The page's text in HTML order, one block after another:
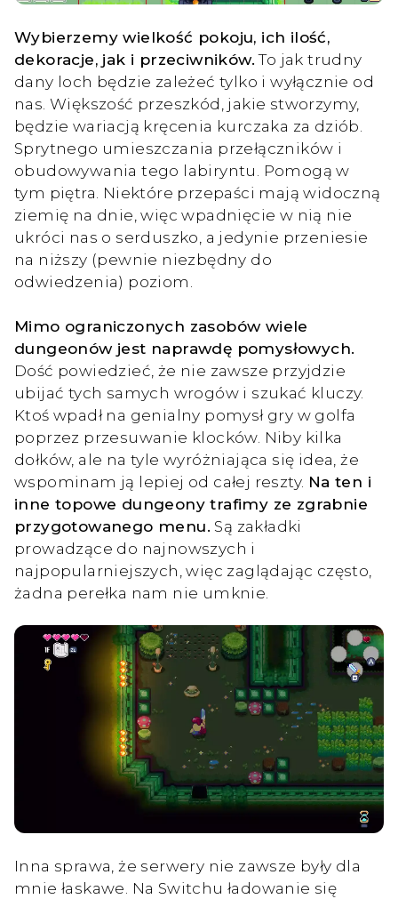
Wybierzemy wielkość pokoju, ich ilość,
dekoracje, jak i przeciwników.To jak trudny
dany loch będzie zależeć tylko i wyłącznie od
nas. Większość przeszkód, jakie stworzymy,
będzie wariacją kręcenia kurczaka za dziób.
Sprytnego umieszczania przełączników i
obudowywania tego labiryntu. Pomogą w
tym piętra. Niektóre przepaści mają widoczną
ziemię na dnie, więc wpadnięcie w nią nie
ukróci nas o serduszko, a jedynie przeniesie
na niższy (pewnie niezbędny do
odwiedzenia) poziom.
Mimo ograniczonych zasobów wiele
dungeonów jest naprawdę pomysłowych.
Dość powiedzieć, że nie zawsze przyjdzie
ubijać tych samych wrogów i szukać kluczy.
Ktoś wpadł na genialny pomysł gry w golfa
poprzez przesuwanie klocków. Niby kilka
dołków, ale na tyle wyróżniająca się idea, że
wspominam ją lepiej od całej reszty. Na ten i
inne topowe dungeony trafimy ze zgrabnie
przygotowanego menu. Są zakładki
prowadzące do najnowszych i
najpopularniejszych, więc zaglądając często,
żadna perełka nam nie umknie.
Inna sprawa, że serwery nie zawsze były dla
mnie łaskawe. Na Switchu ładowanie się